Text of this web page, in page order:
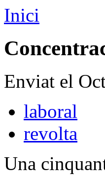
Inici
Enviat el
laboral
revolta
Una